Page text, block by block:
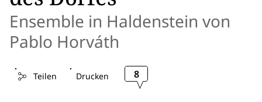
Ensemble in Haldenstein von
Pablo Horváth
Teilen Drucken 8